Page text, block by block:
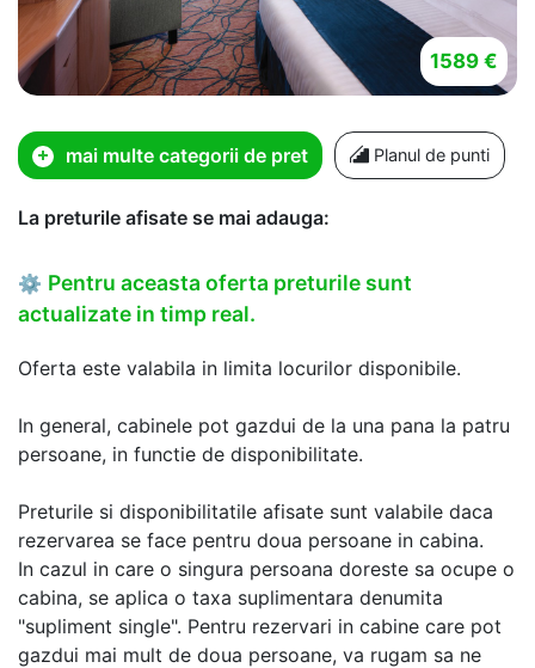
1589 €
mai multe categorii de pret Planul de punti
La preturile afisate se mai adauga:
⚙ Pentru aceasta oferta preturile sunt
actualizate in timp real.
Oferta este valabila in limita locurilor disponibile.
In general, cabinele pot gazdui de la una pana la patru
persoane, in functie de disponibilitate.
Preturile si disponibilitatile afisate sunt valabile daca
rezervarea se face pentru doua persoane in cabina.
In cazul in care o singura persoana doreste sa ocupe o
cabina, se aplica o taxa suplimentara denumita
"supliment single". Pentru rezervari in cabine care pot
gazdui mai mult de doua persoane, va rugam sa ne